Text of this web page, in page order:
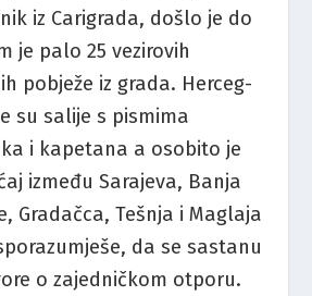
iz Carigrada, došlo je do
je palo 25 vezirovih
pobježe iz grada. Herceg-
su salije s pismima
i kapetana a osobito je
između Sarajeva, Banja
Gradačca, Tešnja i Maglaja
da se sastanu
o zajedničkom otporu.